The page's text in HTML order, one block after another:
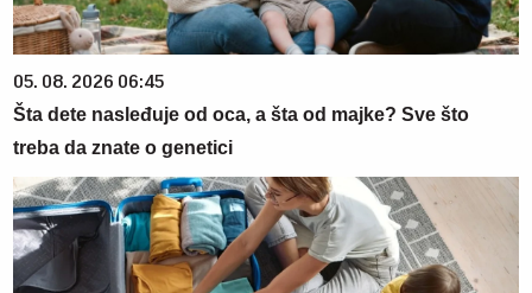
05. 08. 2026 06:45
Šta dete nasleđuje od oca, a šta od majke? Sve što
treba da znate o genetici